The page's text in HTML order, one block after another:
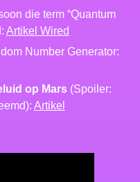
die term “Quantum
Artikel Wired
Number Generator:
op Mars (Spoiler:
Artikel